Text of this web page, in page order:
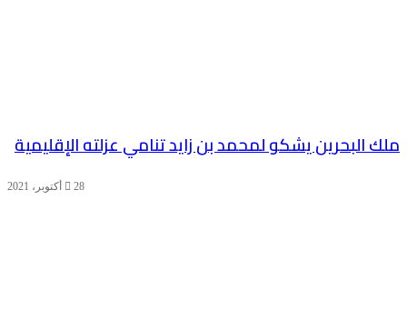
ملك البحرين يشكو لمحمد بن زايد تنامي عزلته الإقليمية
28 أكتوبر، 2021